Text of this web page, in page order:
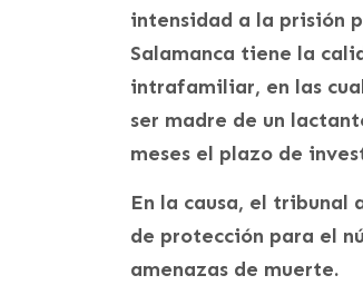
intensidad a la prisión
Salamanca tiene la
intrafamiliar, en las
ser madre de un
meses el plazo de
En la causa, el tribunal
de protección para el
amenazas de muerte.